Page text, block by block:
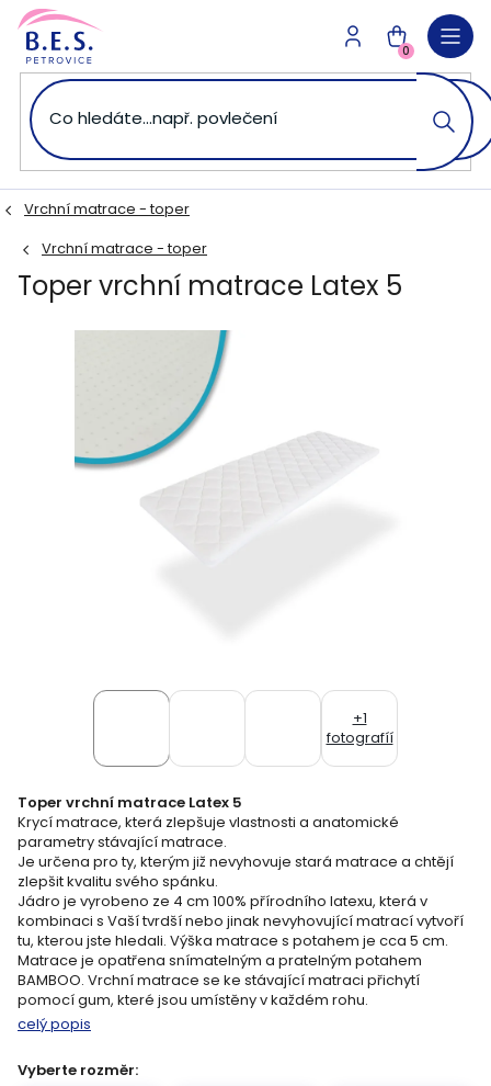
Přejít
obsah
NÁKUPNÍ
KOŠÍK
0
Vrchní matrace - toper
Vrchní matrace - toper
Toper vrchní matrace Latex 5
+1
fotografíí
Vyberte rozměr:
Toper vrchní matrace Latex 5
Krycí matrace, která zlepšuje vlastnosti a anatomické
parametry stávající matrace.
Je určena pro ty, kterým již nevyhovuje stará matrace a chtějí
zlepšit kvalitu svého spánku.
Jádro je vyrobeno ze 4 cm 100% přírodního latexu, která v
kombinaci s Vaší tvrdší nebo jinak nevyhovující matrací vytvoří
tu, kterou jste hledali. Výška matrace s potahem je cca 5 cm.
Matrace je opatřena snímatelným a pratelným potahem
BAMBOO. Vrchní matrace se ke stávající matraci přichytí
pomocí gum, které jsou umístěny v každém rohu.
celý popis